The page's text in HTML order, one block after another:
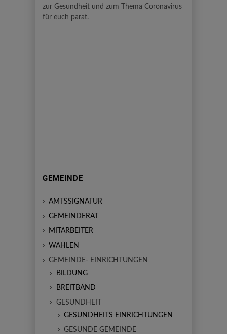
zur Gesundheit und zum Thema Coronavirus
für euch parat.
GEMEINDE
AMTSSIGNATUR
GEMEINDERAT
MITARBEITER
WAHLEN
GEMEINDE- EINRICHTUNGEN
BILDUNG
BREITBAND
GESUNDHEIT
GESUNDHEITS EINRICHTUNGEN
GESUNDE GEMEINDE